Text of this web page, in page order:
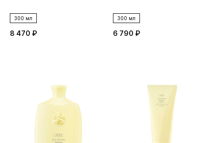
300 мл
8 470 ₽
300 мл
6 790 ₽